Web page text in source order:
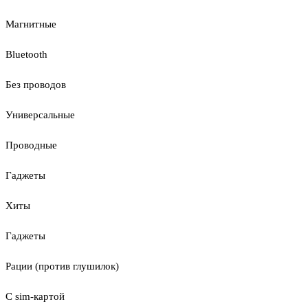
Магнитные
Bluetooth
Без проводов
Универсальные
Проводные
Гаджеты
Хиты
Гаджеты
Рации (против глушилок)
С sim-картой